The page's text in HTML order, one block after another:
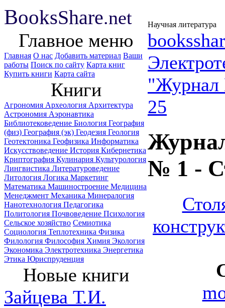
BooksShare.net Научная литература
Главное меню
Главная О нас Добавить материал Ваши
работы Поиск по сайту Карта книг
Купить книги Карта сайта
Книги
Агрономия Археология Архитектура
Астрономия Аэронавтика
Библиотековедение Биология География
(физ) География (эк) Геодезия Геология
Геотектоника Геофизика Информатика
Искусствоведение История Кибернетика
Криптография Кулинария Культурология
Лингвистика Литературоведение
Литология Логика Маркетинг
Математика Машиностроение Медицина
Менеджмент Механика Минералогия
Нанотехнология Педагогика
Политология Почвоведение Психология
Сельское хозяйство Семиотика
Социология Теплотехника Физика
Филология Философия Химия Экология
Экономика Электротехника Энергетика
Этика Юриспруденция
Новые книги
Зайцева Т.И.
"Журнал
25
№ 1 -